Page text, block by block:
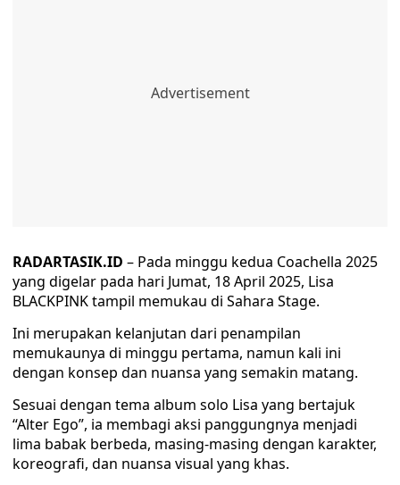
RADARTASIK.ID – Pada minggu kedua Coachella 2025
yang digelar pada hari Jumat, 18 April 2025, Lisa
BLACKPINK tampil memukau di Sahara Stage.
Ini merupakan kelanjutan dari penampilan
memukaunya di minggu pertama, namun kali ini
dengan konsep dan nuansa yang semakin matang.
Sesuai dengan tema album solo Lisa yang bertajuk
“Alter Ego”, ia membagi aksi panggungnya menjadi
lima babak berbeda, masing-masing dengan karakter,
koreografi, dan nuansa visual yang khas.